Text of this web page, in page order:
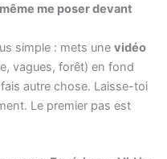
me poser devant
simple : mets une vidéo
vagues, forêt) en fond
autre chose. Laisse-toi
Le premier pas est